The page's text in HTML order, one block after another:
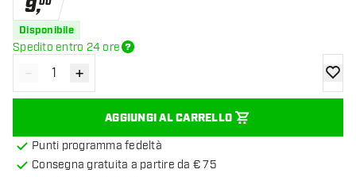
9,
Disponibile
Spedito entro 24 ore
Diminuisci quantità
- Aumenta quantità
+
AGGIUNGI AL CARRELLO
Punti programma fedeltà
Consegna gratuita a partire da € 75